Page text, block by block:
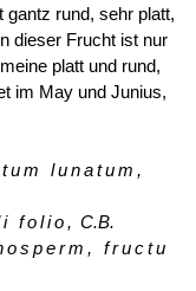
gantz rund, sehr platt,
dieser Frucht ist nur
platt und rund,
im May und Junius,
lunatum,
folio, C.B.
fructu